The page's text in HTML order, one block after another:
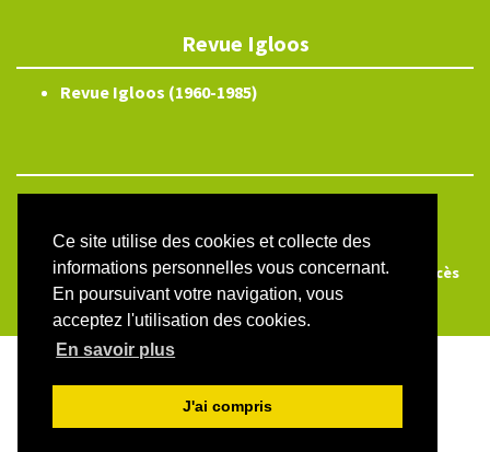
Ce site utilise des cookies et collecte des
informations personnelles vous concernant.
En poursuivant votre navigation, vous
acceptez l'utilisation des cookies.
En savoir plus
J'ai compris
Revue Igloos
Revue Igloos (1960-1985)
Plan du site
Créé et hébergé par Chapitre 9—Édité avec Lodel
Accès
réservé